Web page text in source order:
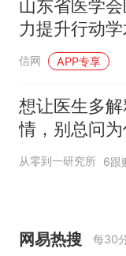
山东省医学
力提升行动
举办
信网 APP专享
想让医生多
情，别总问
个方法能问出
从零到一研究所 6跟
网易热搜 每30